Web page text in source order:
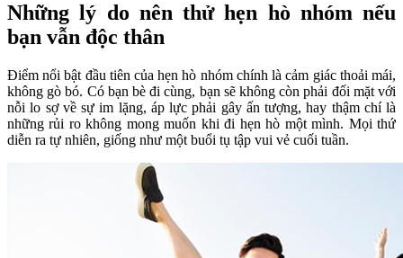
Những lý do nên thử hẹn hò nhóm nếu
bạn vẫn độc thân
Điểm nổi bật đầu tiên của hẹn hò nhóm chính là cảm giác thoải mái,
không gò bó. Có bạn bè đi cùng, bạn sẽ không còn phải đối mặt với
nỗi lo sợ về sự im lặng, áp lực phải gây ấn tượng, hay thậm chí là
những rủi ro không mong muốn khi đi hẹn hò một mình. Mọi thứ
diễn ra tự nhiên, giống như một buổi tụ tập vui vẻ cuối tuần.